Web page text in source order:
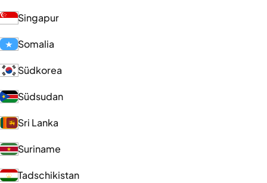
Singapur
Somalia
Südkorea
Südsudan
Sri Lanka
Suriname
Tadschikistan